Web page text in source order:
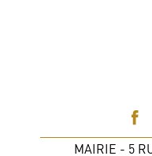
MAIRIE - 5